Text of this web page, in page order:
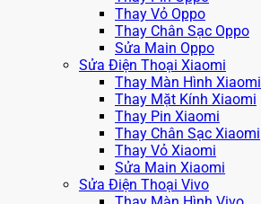
Thay Vỏ Oppo
Thay Chân Sạc Oppo
Sửa Main Oppo
Sửa Điện Thoại Xiaomi
Thay Màn Hình Xiaomi
Thay Mặt Kính Xiaomi
Thay Pin Xiaomi
Thay Chân Sạc Xiaomi
Thay Vỏ Xiaomi
Sửa Main Xiaomi
Sửa Điện Thoại Vivo